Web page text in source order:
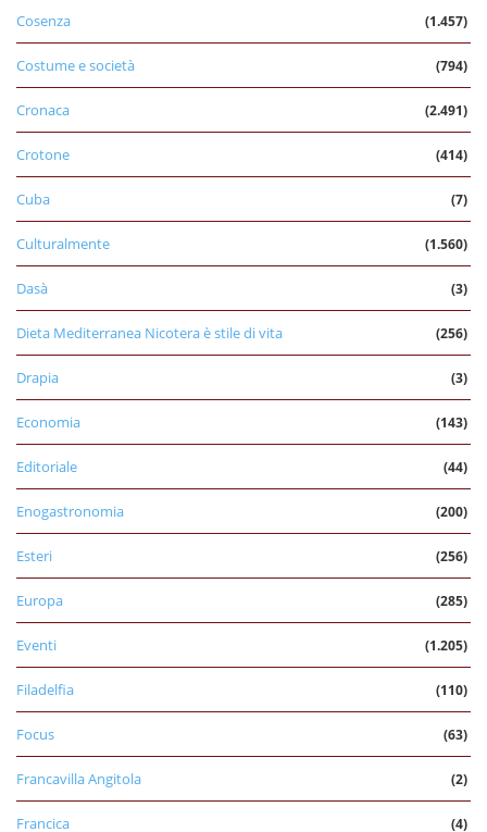
Cosenza (1.457)
Costume e società (794)
Cronaca (2.491)
Crotone (414)
Cuba (7)
Culturalmente (1.560)
Dasà (3)
Dieta Mediterranea Nicotera è stile di vita (256)
Drapia (3)
Economia (143)
Editoriale (44)
Enogastronomia (200)
Esteri (256)
Europa (285)
Eventi (1.205)
Filadelfia (110)
Focus (63)
Francavilla Angitola (2)
Francica (4)